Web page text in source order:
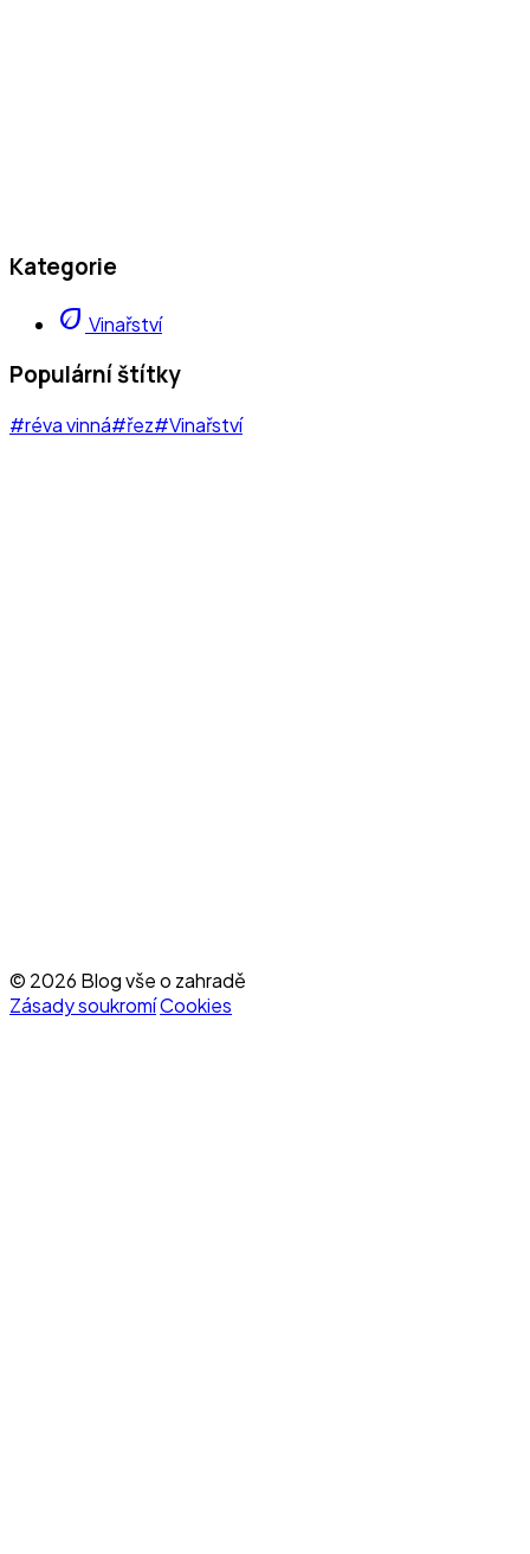
Kategorie
eco Vinařství
Populární štítky
#réva vinná#řez#Vinařství
© 2026 Blog vše o zahradě
Zásady soukromíCookies